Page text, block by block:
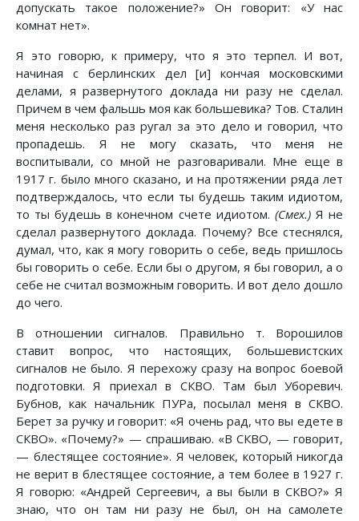
допускать такое положение?» Он говорит: «У нас
комнат нет».
Я это говорю, к примеру, что я это терпел. И вот,
начиная с берлинских дел [и] кончая московскими
делами, я развернутого доклада ни разу не сделал.
Причем в чем фальшь моя как большевика? Тов. Сталин
меня несколько раз ругал за это дело и говорил, что
пропадешь. Я не могу сказать, что меня не
воспитывали, со мной не разговаривали. Мне еще в
1917 г. было много сказано, и на протяжении ряда лет
подтверждалось, что если ты будешь таким идиотом,
то ты будешь в конечном счете идиотом. (Смех.)Я не
сделал развернутого доклада. Почему? Все стеснялся,
думал, что, как я могу говорить о себе, ведь пришлось
бы говорить о себе. Если бы о другом, я бы говорил, а о
себе не считал возможным говорить. И вот дело дошло
до чего.
В отношении сигналов. Правильно т. Ворошилов
ставит вопрос, что настоящих, большевистских
сигналов не было. Я перехожу сразу на вопрос боевой
подготовки. Я приехал в СКВО. Там был Уборевич.
Бубнов, как начальник ПУРа, посылал меня в СКВО.
Берет за ручку и говорит: «Я очень рад, что вы едете в
СКВО». «Почему?» — спрашиваю. «В СКВО, — говорит,
— блестящее состояние». Я человек, который никогда
не верит в блестящее состояние, а тем более в 1927 г.
Я говорю: «Андрей Сергеевич, а вы были в СКВО?» Я
знаю, что он там ни разу не был, он на самолете